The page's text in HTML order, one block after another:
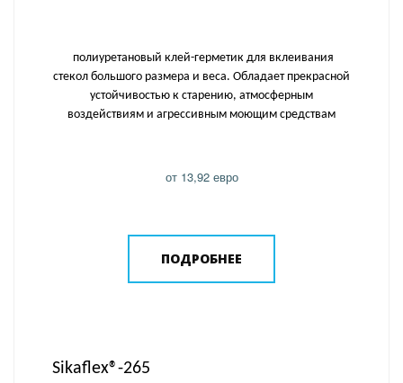
полиуретановый клей-герметик для вклеивания
стекол большого размера и веса. Обладает прекрасной
устойчивостью к старению, атмосферным
воздействиям и агрессивным моющим средствам
от 13,92 евро
ПОДРОБНЕЕ
Sikaflex®-265